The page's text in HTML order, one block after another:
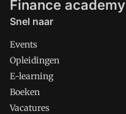
Finance academy
Snel naar
Events
Opleidingen
E-learning
Boeken
Vacatures